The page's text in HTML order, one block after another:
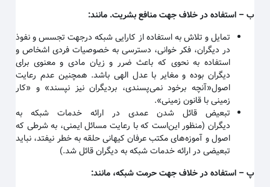
– استفاده در خلاف جهت منافع بشریت. مانند:
تمایل و تلاش به استفاده از کارایی شبکه درجهت تجسس و نفوذ
در دیگران، فکر خوانی، دسترسی به خصوصیات فردی اشخاص و
استفاده به نحوی که باعث ضرر و زیان مادی و معنوی برای
دیگران بوده و مغایر با عدل الهی باشد. همچنین عدم رعایت
اصول«آنچه برخود نمی‌پسندی، بردیگران نیز نپسند» و «کار
زمینی با قانون زمینی».
تبعیض قائل شدن عمدی در ارائه خدمات شبکه به
دیگران(منظور این‌است که با رعایت مسائل ایمنی، به شرطی که
اصول و آموزه‌های مکتب عرفان کیهانی حلقه به خطر نیفتد، نباید
تبعیضی در ارائه خدمات شبکه به دیگران قائل شد.)
– استفاده در خلاف جهت حرمت شبکه، مانند: